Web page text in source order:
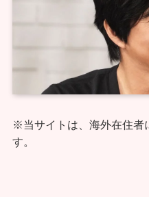
※当サイトは、海外在住者
す。